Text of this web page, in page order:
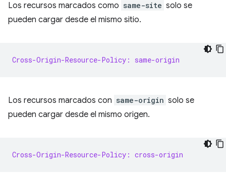
Los recursos marcados como same-site solo se
pueden cargar desde el mismo sitio.
Cross-Origin-Resource-Policy: same-origin
Los recursos marcados con same-origin solo se
pueden cargar desde el mismo origen.
Cross-Origin-Resource-Policy: cross-origin